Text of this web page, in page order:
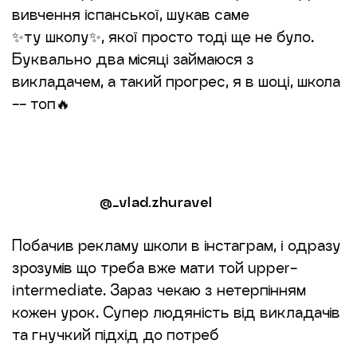
вивчення іспанської, шукав саме
✨ту школу✨, якої просто тоді ще не було.
Буквально два місяці займаюся з
викладачем, а такий прогрес, я в шоці, школа
-- топ🔥
@_vlad.zhuravel
Побачив рекламу школи в інстаграм, і одразу
зрозумів що треба вже мати той upper-
intermediate. Зараз чекаю з нетерпінням
кожен урок. Супер людяність від викладачів
та гнучкий підхід до потреб